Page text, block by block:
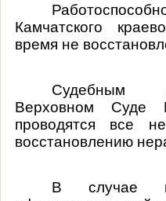
Камчатского
время не
Судебным
Верховном Суде
проводятся все
восстановлению
В случае